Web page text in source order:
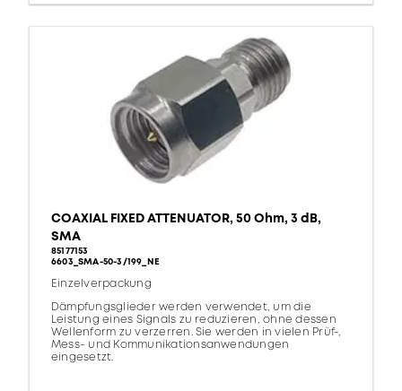
COAXIAL FIXED ATTENUATOR, 50 Ohm, 3 dB,
SMA
85177153
6603_SMA-50-3/199_NE
Einzelverpackung
Dämpfungsglieder werden verwendet, um die
Leistung eines Signals zu reduzieren, ohne dessen
Wellenform zu verzerren. Sie werden in vielen Prüf-,
Mess- und Kommunikationsanwendungen
eingesetzt.